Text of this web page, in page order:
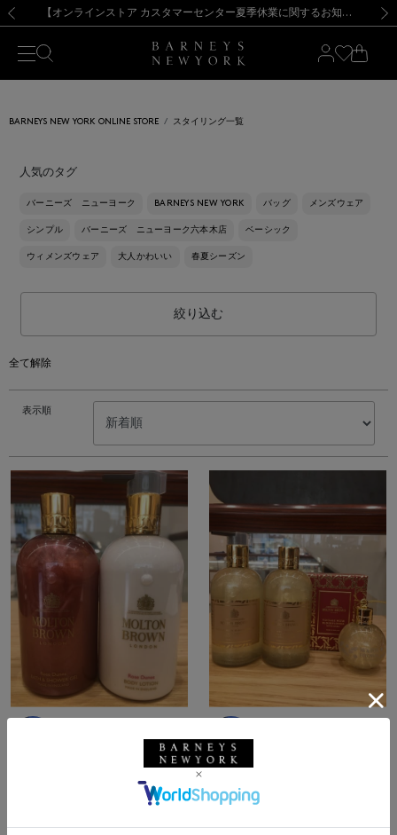
新規登録のお客様も対象！＜MY BARNEYS＞会員のお客様は11,000円（税込）以上のお買上げで常時送料無料！お買い物の際は会員登録を！
【夏季休業に伴う出荷一時停止のお知らせ】(2026.8.7) 【オンラインストア カスタマーセンター夏季休業に関するお知らせ】（2026.8.7）
【夏季休業に伴う返品・交換承り一時停止のお知らせ】（2026.8.5）
熊本県を中心とした地震の影響によるお荷物のお届けについて
【開催中】SUMMER SALEのご案内・ご注意事項 新規登録のお客様も対象！＜MY BARNEYS＞会員のお客様は11,000円（税込）以上のお買上げで常時送料無料！お買い物の際は会員登録を！
【夏季休業に伴う出荷一時停止のお知らせ】(2026.8.7)
BARNEYS NEW YORK ONLINE STORE スタイリング一覧
人気のタグ
バーニーズ ニューヨーク BARNEYS NEW YORK バッグ メンズウェア
シンプル バーニーズ ニューヨーク六本木店 ベーシック
ウィメンズウェア 大人かわいい 春夏シーズン
絞り込む
全て解除
表示順
バーニーズ ニューヨー